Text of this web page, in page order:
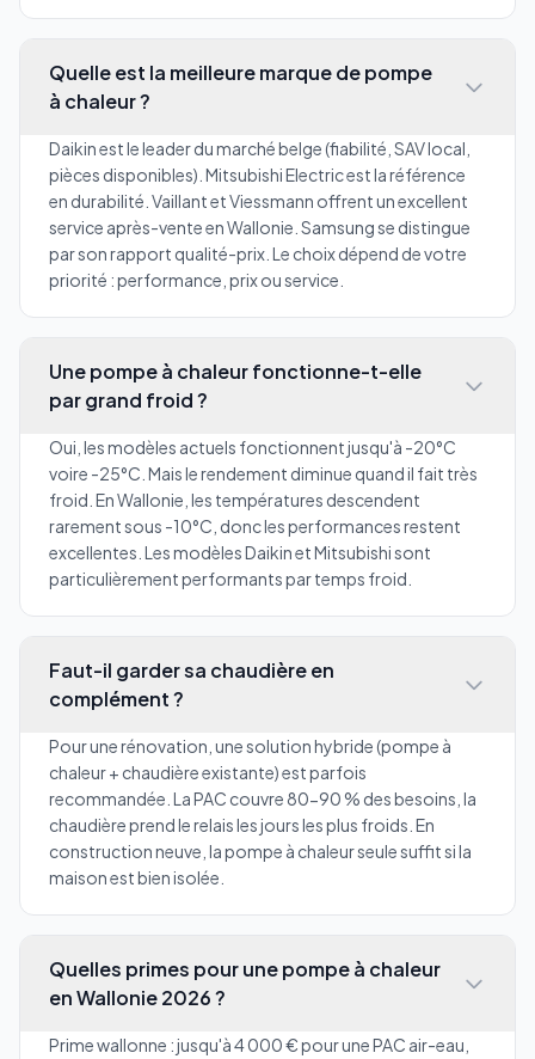
Quelle est la meilleure marque de pompe
à chaleur ?
Daikin est le leader du marché belge (fiabilité, SAV local,
pièces disponibles). Mitsubishi Electric est la référence
en durabilité. Vaillant et Viessmann offrent un excellent
service après-vente en Wallonie. Samsung se distingue
par son rapport qualité-prix. Le choix dépend de votre
priorité : performance, prix ou service.
Une pompe à chaleur fonctionne-t-elle
par grand froid ?
Oui, les modèles actuels fonctionnent jusqu'à -20°C
voire -25°C. Mais le rendement diminue quand il fait très
froid. En Wallonie, les températures descendent
rarement sous -10°C, donc les performances restent
excellentes. Les modèles Daikin et Mitsubishi sont
particulièrement performants par temps froid.
Faut-il garder sa chaudière en
complément ?
Pour une rénovation, une solution hybride (pompe à
chaleur + chaudière existante) est parfois
recommandée. La PAC couvre 80-90 % des besoins, la
chaudière prend le relais les jours les plus froids. En
construction neuve, la pompe à chaleur seule suffit si la
maison est bien isolée.
Quelles primes pour une pompe à chaleur
en Wallonie 2026 ?
Prime wallonne : jusqu'à 4 000 € pour une PAC air-eau,